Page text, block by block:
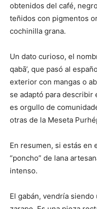
obtenidos del café,
teñidos con pigmentos
cochinilla grana.
Un dato curioso, el
qabā’, que pasó al
exterior con mangas o
se adaptó para describir
es orgullo de
otras de la Meseta
En resumen, si estás en
“poncho” de lana
intenso.
El gabán, vendría